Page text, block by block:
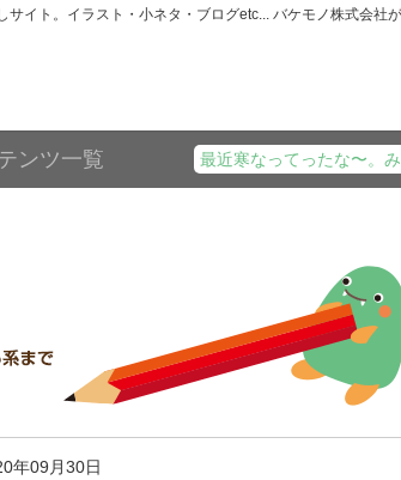
イト。イラスト・小ネタ・ブログetc... バケモノ株式会社
ンツ一覧 最近寒なってったな〜。
年09月30日